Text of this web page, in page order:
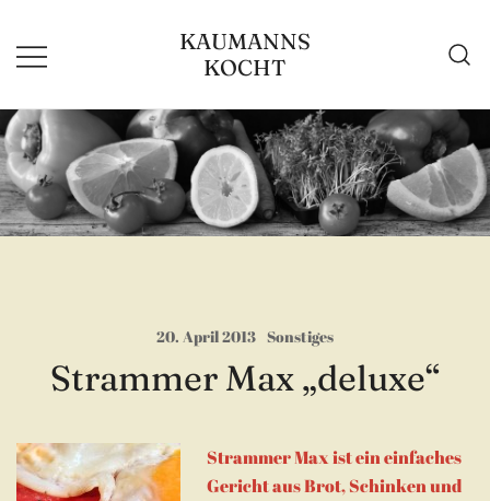
Inhalt
springen
KAUMANNS
KOCHT
20. April 2013 Sonstiges
Strammer Max „deluxe“
Strammer Max ist ein einfaches
Gericht ausBrot,Schinkenund